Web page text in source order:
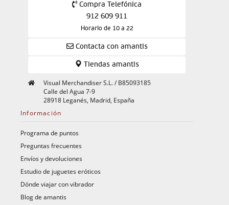
Compra Telefónica
912 609 911
Horario de 10 a 22
Contacta con amantis
Tiendas amantis
Visual Merchandiser S.L. / B85093185
Calle del Agua 7-9
28918 Leganés, Madrid, España
Información
Programa de puntos
Preguntas frecuentes
Envíos y devoluciones
Estudio de juguetes eróticos
Dónde viajar con vibrador
Blog de amantis